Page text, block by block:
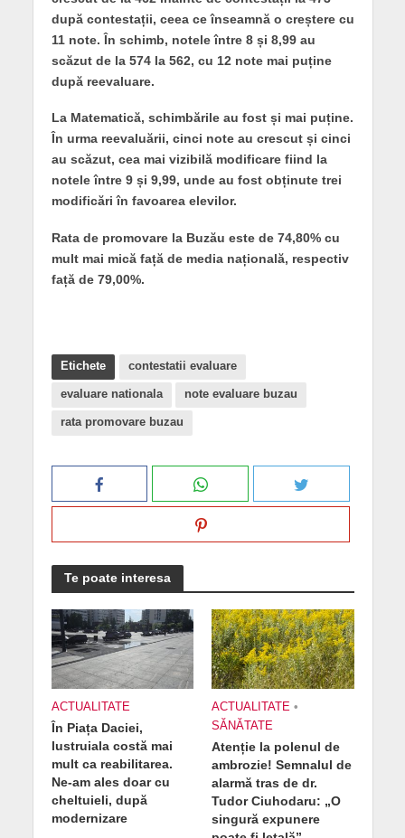
după contestații, ceea ce înseamnă o creștere cu
11 note. În schimb, notele între 8 și 8,99 au
scăzut de la 574 la 562, cu 12 note mai puține
după reevaluare.
La Matematică, schimbările au fost și mai puține.
În urma reevaluării, cinci note au crescut și cinci
au scăzut, cea mai vizibilă modificare fiind la
notele între 9 și 9,99, unde au fost obținute trei
modificări în favoarea elevilor.
Rata de promovare la Buzău este de 74,80% cu
mult mai mică față de media națională, respectiv
față de 79,00%.
Etichete contestatii evaluare
evaluare nationala note evaluare buzau
rata promovare buzau
Te poate interesa
ACTUALITATE
În Piața Daciei,
lustruiala costă mai
mult ca reabilitarea.
Ne-am ales doar cu
cheltuieli, după
modernizare
ACTUALITATE •
SĂNĂTATE
Atenție la polenul de
ambrozie! Semnalul de
alarmă tras de dr.
Tudor Ciuhodaru: „O
singură expunere